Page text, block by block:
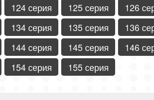
124 серия 125 серия 126
134 серия 135 серия 136
144 серия 145 серия 146
154 серия 155 серия